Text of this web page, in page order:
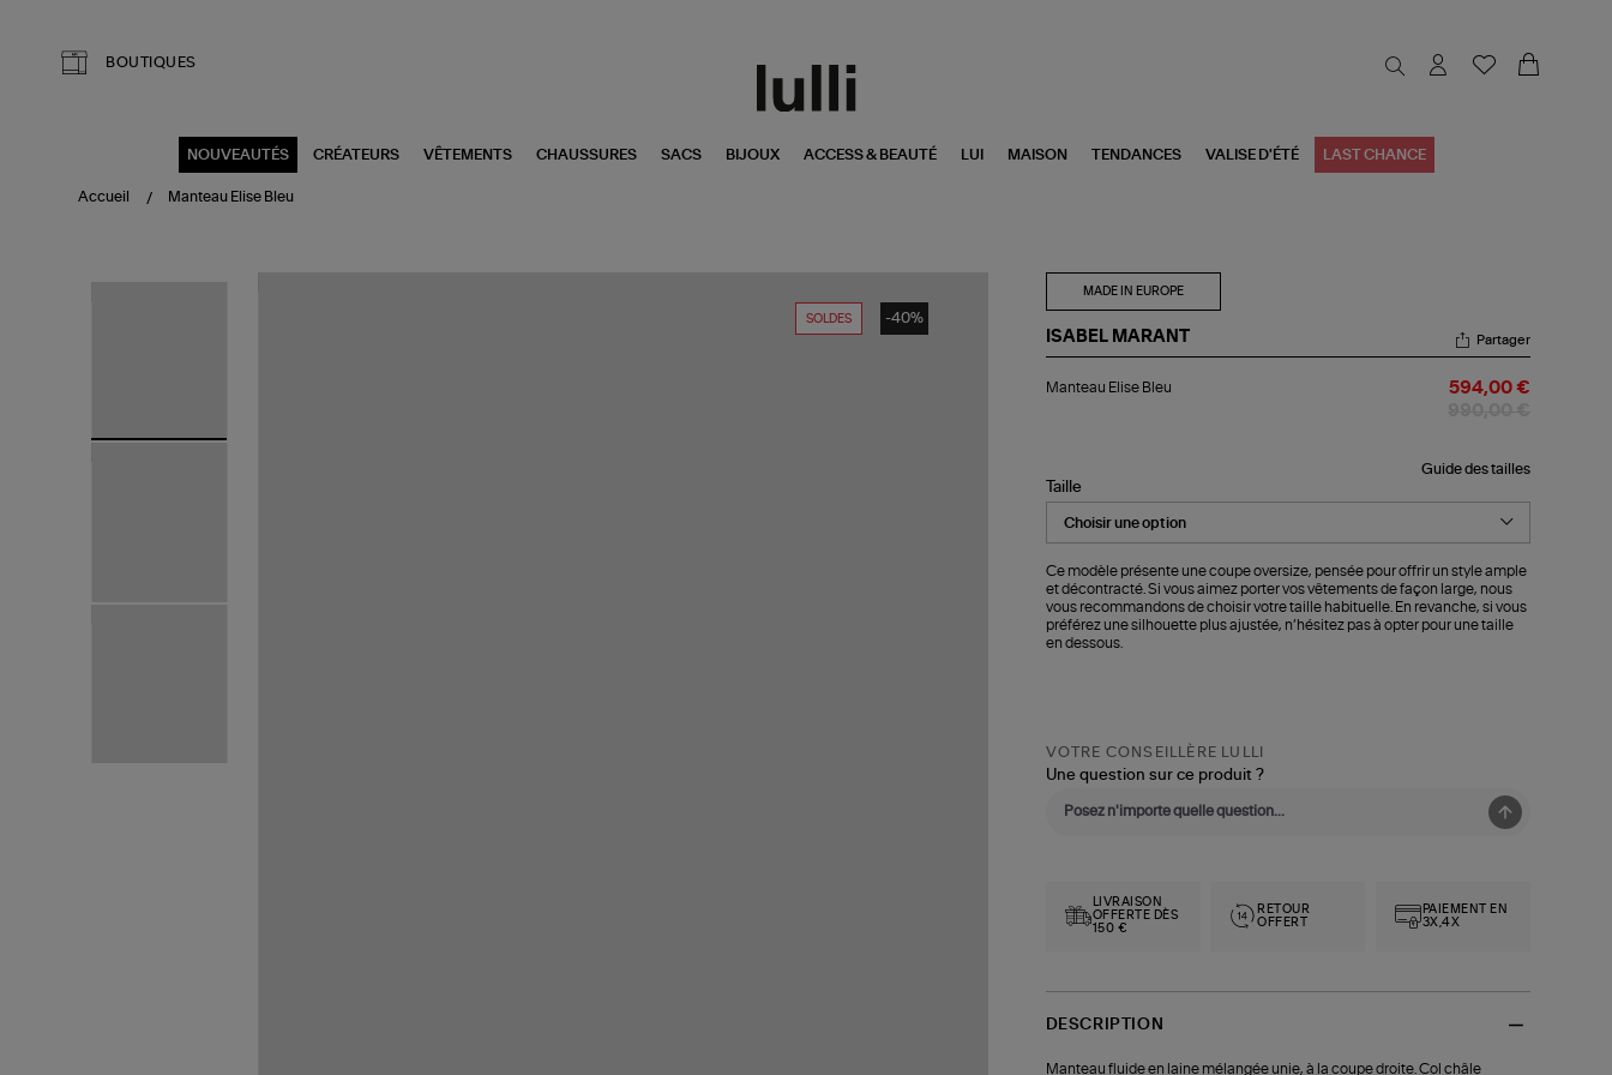
BOUTIQUES
NOUVEAUTÉS CRÉATEURS VÊTEMENTS CHAUSSURES SACS BIJOUX ACCESS & BEAUTÉ LUI MAISON TENDANCES VALISE D'ÉTÉ LAST CHANCE
Accueil Manteau Elise Bleu
SOLDES -40%
MADE IN EUROPE
ISABEL MARANT
Elise
Partager
Manteau Elise Bleu 594,00 €
Guide des tailles
Taille
Ce modèle présente une coupe oversize, pensée pour offrir un style ample
et décontracté. Si vous aimez porter vos vêtements de façon large, nous
vous recommandons de choisir votre taille habituelle. En revanche, si vous
préférez une silhouette plus ajustée, n’hésitez pas à opter pour une taille
en dessous.
VOTRE CONSEILLÈRE LULLI
Une question sur ce produit ?
LIVRAISON
OFFERTE DÈS
150 €
RETOUR
OFFERT
PAIEMENT EN
3X,4X
DESCRIPTION
Manteau fluide en laine mélangée unie, à la coupe droite. Col châle